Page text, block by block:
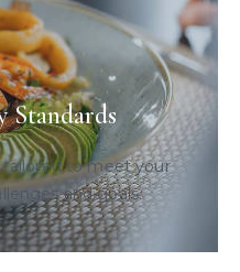
to meet your
and goals.